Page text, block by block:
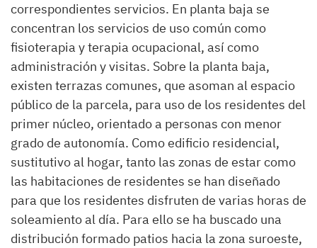
correspondientes servicios. En planta baja se
concentran los servicios de uso común como
fisioterapia y terapia ocupacional, así como
administración y visitas. Sobre la planta baja,
existen terrazas comunes, que asoman al espacio
público de la parcela, para uso de los residentes del
primer núcleo, orientado a personas con menor
grado de autonomía. Como edificio residencial,
sustitutivo al hogar, tanto las zonas de estar como
las habitaciones de residentes se han diseñado
para que los residentes disfruten de varias horas de
soleamiento al día. Para ello se ha buscado una
distribución formado patios hacia la zona suroeste,